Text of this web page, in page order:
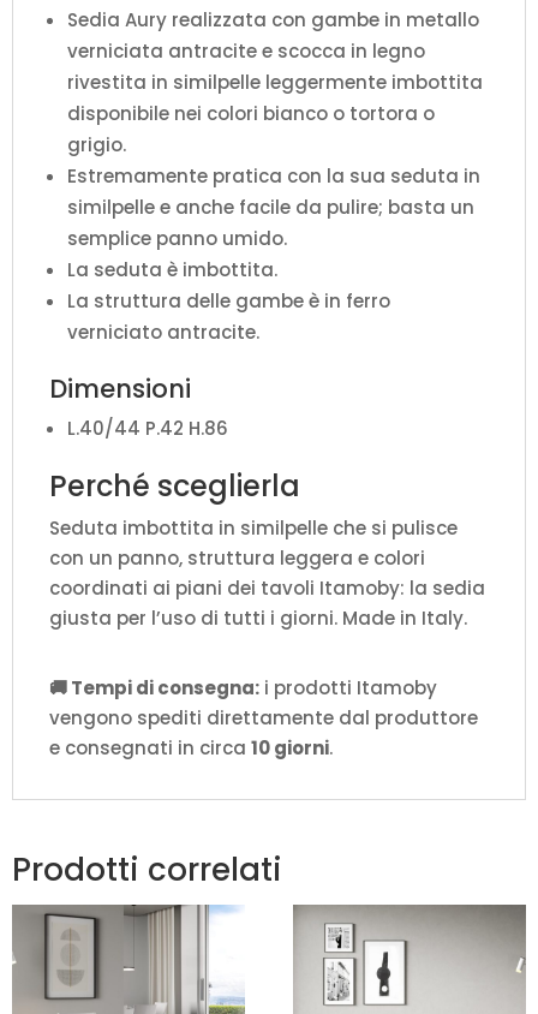
Sedia Aury realizzata con gambe in metallo
verniciata antracite e scocca in legno
rivestita in similpelle leggermente imbottita
disponibile nei colori bianco o tortora o
grigio.
Estremamente pratica con la sua seduta in
similpelle e anche facile da pulire; basta un
semplice panno umido.
La seduta è imbottita.
La struttura delle gambe è in ferro
verniciato antracite.
Dimensioni
L.40/44 P.42 H.86
Perché sceglierla
Seduta imbottita in similpelle che si pulisce
con un panno, struttura leggera e colori
coordinati ai piani dei tavoli Itamoby: la sedia
giusta per l’uso di tutti i giorni. Made in Italy.
🚚 Tempi di consegna: i prodotti Itamoby
vengono spediti direttamente dal produttore
e consegnati in circa 10 giorni.
Prodotti correlati